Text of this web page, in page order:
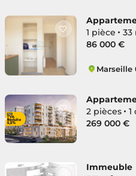
1 pièce
33
86 000 €
Marseille
2 pièces
1
269 000 €
Immeuble